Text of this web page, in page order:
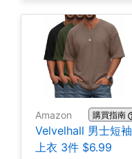
Amazon 購買指南
Velvelhall 男士短袖
上衣 3件 $6.99